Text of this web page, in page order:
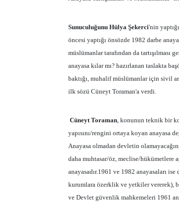
Sunuculuğunu Hülya Şekerci'nin
öncesi yaptığı önsözde 1982 darbe
müslümanlar tarafından da tartışılması
anayasa kılar mı? hazırlanan taslakta
baktığı, muhalif müslümanlar için sivil
ilk sözü Cüneyt Toraman'a verdi.
Cüneyt Toraman , konunun teknik bir
yapısını/rengini ortaya koyan anayasa
Anayasa olmadan devletin
daha muhtasar/öz, meclise/hükümetlere
anayasadır.1961 ve 1982 anayasaları
kurumlara özerklik ve yetkiler vererek),
ve Devlet güvenlik mahkemeleri 1961